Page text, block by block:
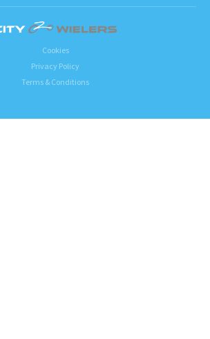
Cookies
Privacy Policy
Terms & Conditions